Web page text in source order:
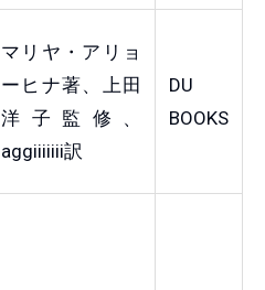
マリヤ・アリョ
ーヒナ著、上田
洋子監修、
aggiiiiiii訳
DU
BOOKS